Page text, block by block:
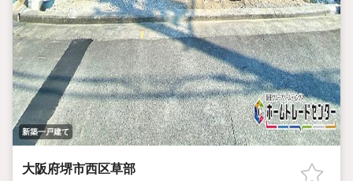
新築一戸建て
大阪府堺市西区草部